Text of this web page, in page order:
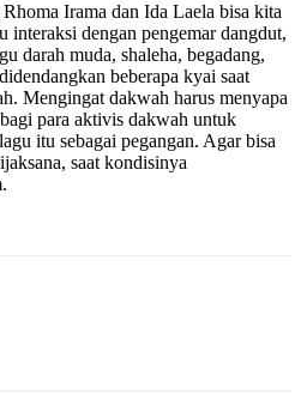
Irama dan Ida Laela bisa kita
interaksi dengan pengemar dangdut,
darah muda, shaleha, begadang,
beberapa kyai saat
Mengingat dakwah harus menyapa
para aktivis dakwah untuk
itu sebagai pegangan. Agar bisa
saat kondisinya